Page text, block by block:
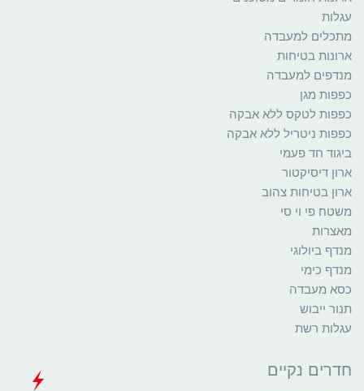
עגלות
מתכלים למעבדה
ארונות בטיחות
מנדפים למעבדה
כפפות מגן
כפפות לטקס ללא אבקה
כפפות ניטריל ללא אבקה
ביגוד חד פעמי
ארון דיסיקטור
ארון בטיחות צהוב
משטח פי וי סי
מאצרות
מנדף ביולוגי
מנדף כימי
כסא מעבדה
תנור ייבוש
עגלות רשת
חדרים נקיים